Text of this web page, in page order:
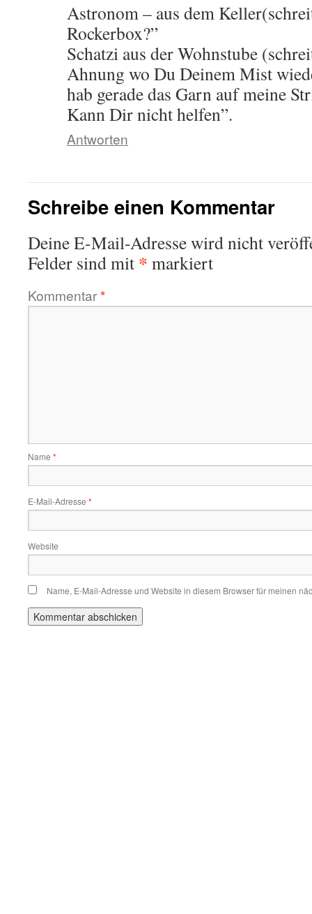
Astronom – aus dem
Rockerbox?”
Schatzi aus der Wohnstube
Ahnung wo Du Deinem Mist
hab gerade das Garn auf meine
Kann Dir nicht helfen”.
Antworten
Schreibe einen Kommentar
Deine E-Mail-Adresse wird nicht
Felder sind mit * markiert
Kommentar*
Name *
E-Mail-Adresse *
Website
Name, E-Mail-Adresse und Website in diesem Browser für meinen